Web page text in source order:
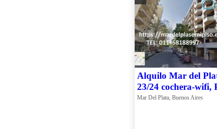
Alquilo Mar del
23/24 cochera-wifi,
Mar Del Plata, Buenos Aires